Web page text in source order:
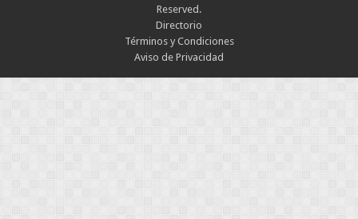
Reserved.
Directorio
Términos y Condiciones
Aviso de Privacidad